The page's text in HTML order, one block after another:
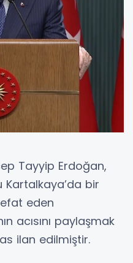
Tayyip Erdoğan,
Kartalkaya’da bir
eden
acısını paylaşmak
yas ilan edilmiştir.